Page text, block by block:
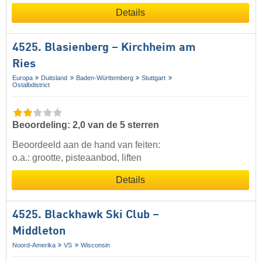
Details
4525. Blasienberg – Kirchheim am
Ries
Europa Duitsland Baden-Württemberg
Stuttgart
Ostalbdistrict
Beoordeling: 2,0 van de 5 sterren
Beoordeeld aan de hand van feiten:
o.a.: grootte, pisteaanbod, liften
Details
4525. Blackhawk Ski Club –
Middleton
Noord-Amerika VS Wisconsin